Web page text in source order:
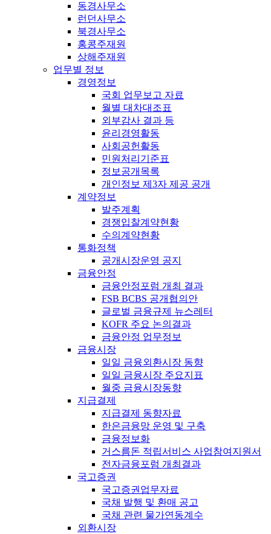
동경사무소
런던사무소
북경사무소
홍콩주재원
상해주재원
업무별 정보
경영정보
국회 업무보고 자료
월별 대차대조표
외부감사 결과 등
윤리경영활동
사회공헌활동
민원처리기준표
정보공개목록
개인정보 제3자 제공 공개
계약정보
발주계획
경쟁입찰계약현황
수의계약현황
통화정책
공개시장운영 공지
금융안정
금융안정포럼 개최 결과
FSB BCBS 공개협의안
글로벌 금융규제 뉴스레터
KOFR 주요 논의결과
금융안정 업무정보
금융시장
일일 금융외환시장 동향
일일 금융시장 주요지표
월중 금융시장동향
지급결제
지급결제 동향자료
한은금융망 운영 및 구축
금융정보화
거스름돈 적립서비스 사업참여지원서
전자금융포럼 개최결과
국고증권
국고증권업무자료
국채 발행 및 환매 공고
국채 관련 물가연동계수
외환시장